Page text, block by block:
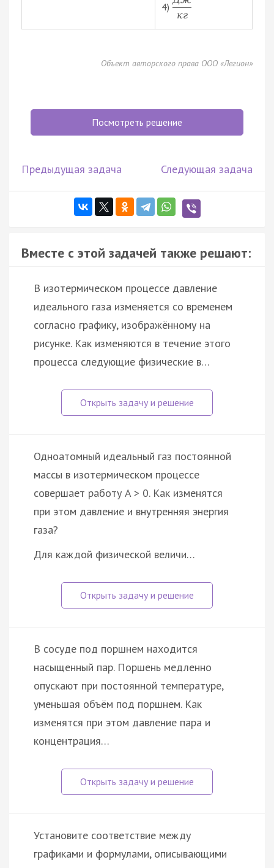
4)
кг
Объект авторского права ООО «Легион»
Посмотреть решение
Предыдущая задача Следующая задача
Вместе с этой задачей также решают:
В изотермическом процессе давление
идеального газа изменяется со временем
согласно графику, изображённому на
рисунке. Как изменяются в течение этого
процесса следующие физические в…
Одноатомный идеальный газ постоянной
массы в изотермическом процессе
совершает работу A > 0. Как изменятся
при этом давление и внутренняя энергия
газа?
Для каждой физической величи…
В сосуде под поршнем находится
насыщенный пар. Поршень медленно
опускают при постоянной температуре,
уменьшая объём под поршнем. Как
изменятся при этом давление пара и
концентрация…
Установите соответствие между
графиками и формулами, описывающими